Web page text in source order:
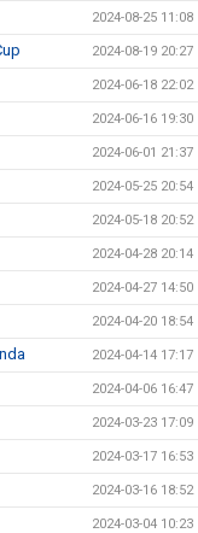
2024-08-25 11:08
2024-08-19 20:27
2024-06-18 22:02
2024-06-16 19:30
2024-06-01 21:37
2024-05-25 20:54
2024-05-18 20:52
2024-04-28 20:14
2024-04-27 14:50
2024-04-20 18:54
2024-04-14 17:17
2024-04-06 16:47
2024-03-23 17:09
2024-03-17 16:53
2024-03-16 18:52
2024-03-04 10:23